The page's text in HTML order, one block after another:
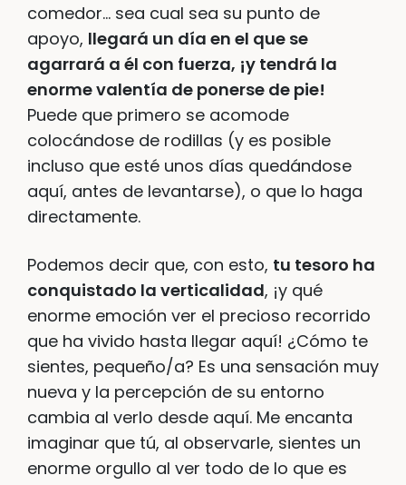
comedor… sea cual sea su punto de
apoyo, llegará un día en el que se
agarrará a él con fuerza, ¡y tendrá la
enorme valentía de ponerse de pie!
Puede que primero se acomode
colocándose de rodillas (y es posible
incluso que esté unos días quedándose
aquí, antes de levantarse), o que lo haga
directamente.
Podemos decir que, con esto, tu tesoro ha
conquistado la verticalidad, ¡y qué
enorme emoción ver el precioso recorrido
que ha vivido hasta llegar aquí! ¿Cómo te
sientes, pequeño/a? Es una sensación muy
nueva y la percepción de su entorno
cambia al verlo desde aquí. Me encanta
imaginar que tú, al observarle, sientes un
enorme orgullo al ver todo de lo que es